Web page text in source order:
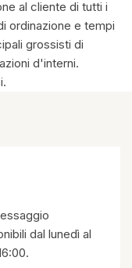
al cliente di tutti i
ordinazione e tempi
grossisti di
d'interni.
dal lunedì al